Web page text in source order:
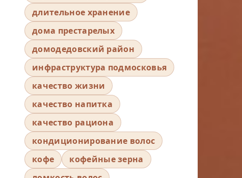
длительное хранение
дома престарелых
домодедовский район
инфраструктура подмосковья
качество жизни
качество напитка
качество рациона
кондиционирование волос
кофе
кофейные зерна